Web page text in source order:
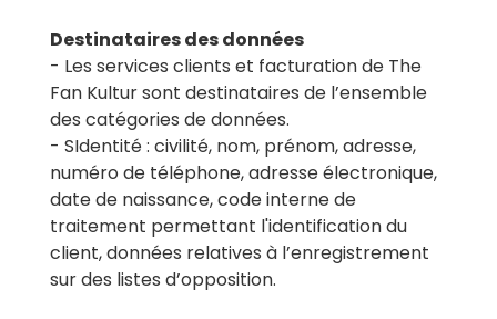
Destinataires des données
- Les services clients et facturation de The
Fan Kultur sont destinataires de l’ensemble
des catégories de données.
- SIdentité : civilité, nom, prénom, adresse,
numéro de téléphone, adresse électronique,
date de naissance, code interne de
traitement permettant l'identification du
client, données relatives à l’enregistrement
sur des listes d’opposition.